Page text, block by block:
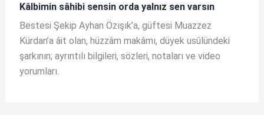
Kâlbimin sâhibi sensin orda yalnız sen varsın
Bestesi Şekip Ayhan Özışık’a, güftesi Muazzez
Kürdan’a âit olan, hüzzâm makâmı, düyek usûlündeki
şarkının; ayrıntılı bilgileri, sözleri, notaları ve video
yorumları.